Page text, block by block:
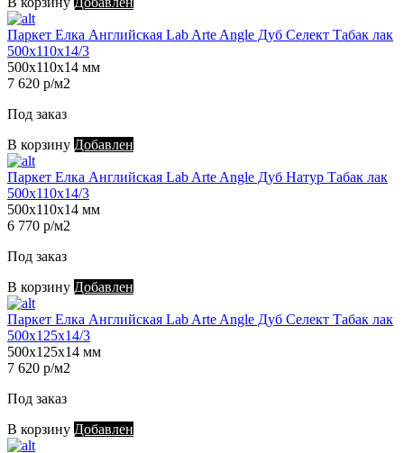
Паркет Елка Английская Lab Arte Angle Дуб Селект Табак лак
500х110х14/3
500х110х14 мм
7 620 р/м2
Под заказ
В корзину Добавлен
Паркет Елка Английская Lab Arte Angle Дуб Натур Табак лак
500х110х14/3
500х110х14 мм
6 770 р/м2
Под заказ
В корзину Добавлен
Паркет Елка Английская Lab Arte Angle Дуб Селект Табак лак
500х125х14/3
500х125х14 мм
7 620 р/м2
Под заказ
В корзину Добавлен